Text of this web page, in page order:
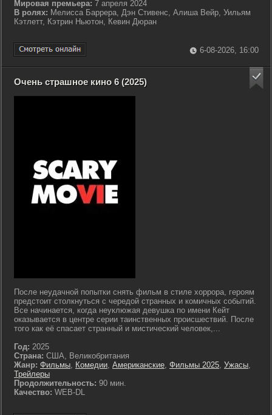
Мировая премьера: 7 апреля 2024
В ролях: Мелисса Баррера, Дэн Стивенс, Алиша Вейр, Уильям
Кэтлетт, Кэтрин Ньютон, Кевин Дюран
6-08-2026, 16:00
Очень страшное кино 6 (2025)
После неудачной попытки снять фильм в стиле хоррора, героям
предстоит столкнуться с чередой странных и комичных событий.
Все начинается, когда неуклюжая девушка по имени Кейт
оказывается в центре серии таинственных происшествий. После
того как её спасает странный и мистический человек,...
Год: 2025
Страна: США, Великобритания
Жанр: Фильмы, Комедии, Американские, Фильмы 2025, Ужасы,
Трейлеры
Продолжительность: 90 мин.
Качество: WEB-DL